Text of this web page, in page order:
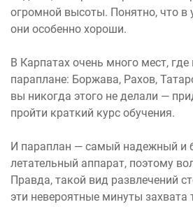
огромной высоты. Понятно, что в
они особенно хороши.
В Карпатах очень много мест,
параплане: Боржава, Рахов,
вы никогда этого не делали —
пройти краткий курс обучения.
И параплан — самый надежный и
летательный аппарат, поэтому
Правда, такой вид развлечений
эти невероятные минуты захвата